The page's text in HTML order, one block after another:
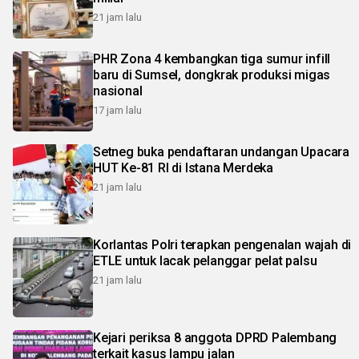
21 jam lalu
PHR Zona 4 kembangkan tiga sumur infill
baru di Sumsel, dongkrak produksi migas
nasional
17 jam lalu
Setneg buka pendaftaran undangan Upacara
HUT Ke-81 RI di Istana Merdeka
21 jam lalu
Korlantas Polri terapkan pengenalan wajah di
ETLE untuk lacak pelanggar pelat palsu
21 jam lalu
Kejari periksa 8 anggota DPRD Palembang
terkait kasus lampu jalan